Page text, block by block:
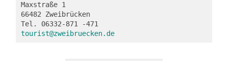
Maxstraße 1
66482 Zweibrücken
Tel. 06332-871 -471
tourist@zweibruecken.de